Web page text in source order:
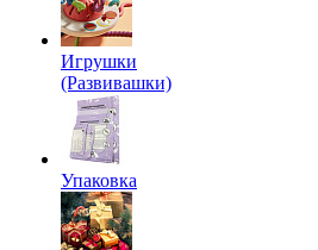
Игрушки
(Развивашки)
Упаковка